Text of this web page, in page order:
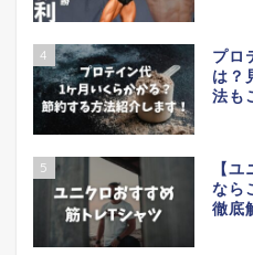
4
プロ
は？
法も
5
【
なら
徹底